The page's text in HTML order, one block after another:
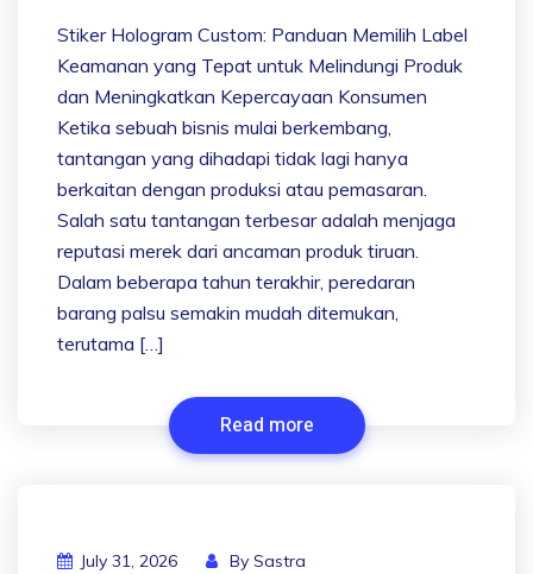
Stiker Hologram Custom: Panduan Memilih Label
Keamanan yang Tepat untuk Melindungi Produk
dan Meningkatkan Kepercayaan Konsumen
Ketika sebuah bisnis mulai berkembang,
tantangan yang dihadapi tidak lagi hanya
berkaitan dengan produksi atau pemasaran.
Salah satu tantangan terbesar adalah menjaga
reputasi merek dari ancaman produk tiruan.
Dalam beberapa tahun terakhir, peredaran
barang palsu semakin mudah ditemukan,
terutama […]
Read more
July 31, 2026 By Sastra